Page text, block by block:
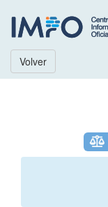
Volver